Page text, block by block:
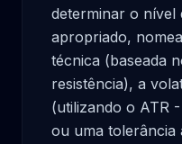
determinar o nível
apropriado,
técnica (baseada
resistência), a
(utilizando o ATR
ou uma tolerância